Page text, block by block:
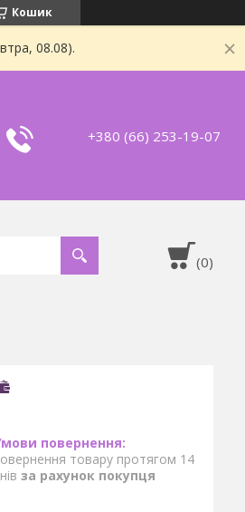
Кошик
08.08).
+380 (66) 253-19-07
товару протягом 14
за рахунок покупця